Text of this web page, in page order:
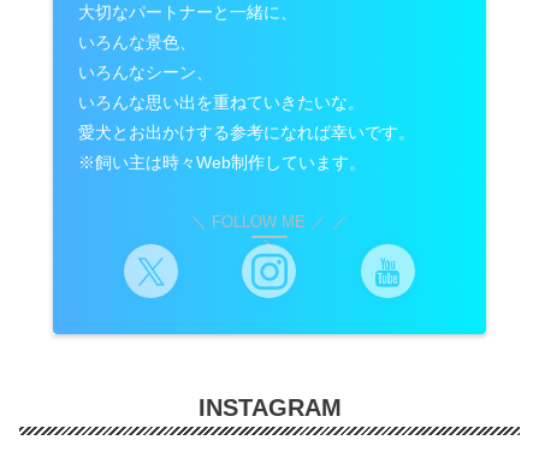
大切なパートナーと一緒に、
いろんな景色、
いろんなシーン、
いろんな思い出を重ねていきたいな。
愛犬とお出かけする参考になれば幸いです。
※飼い主は時々Web制作しています。
＼ FOLLOW ME ／
INSTAGRAM